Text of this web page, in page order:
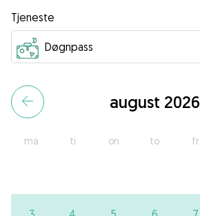
Tjeneste
august 2026
ma ti on to fr